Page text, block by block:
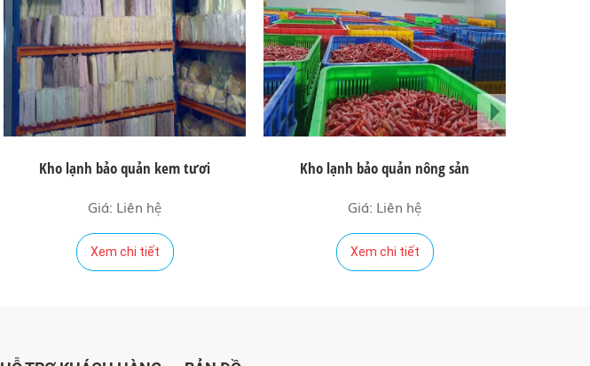
Kho lạnh bảo quản kem tươi
Giá: Liên hệ
Xem chi tiết
Kho lạnh bảo quản nông sản
Giá: Liên hệ
Xem chi tiết
next